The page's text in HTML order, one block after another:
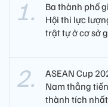
Ba thành phố
Hội thi lực
trật tự ở cơ sở
ASEAN Cup
Nam thẳng
thành tích